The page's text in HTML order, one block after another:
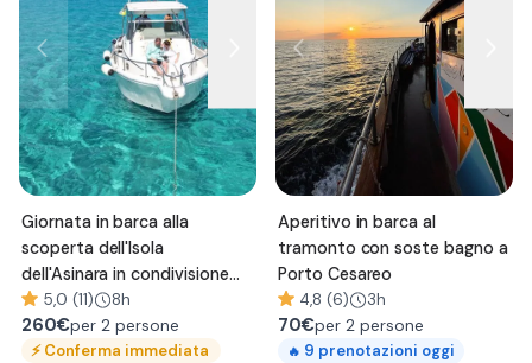
Giornata in barca alla
scoperta dell'Isola
dell'Asinara in condivisione
con pranzo
5,0 (11) 8h
260€per 2 persone
⚡Conferma immediata
Aperitivo in barca al
tramonto con soste bagno a
Porto Cesareo
4,8 (6) 3h
70€per 2 persone
🔥 9 prenotazioni oggi